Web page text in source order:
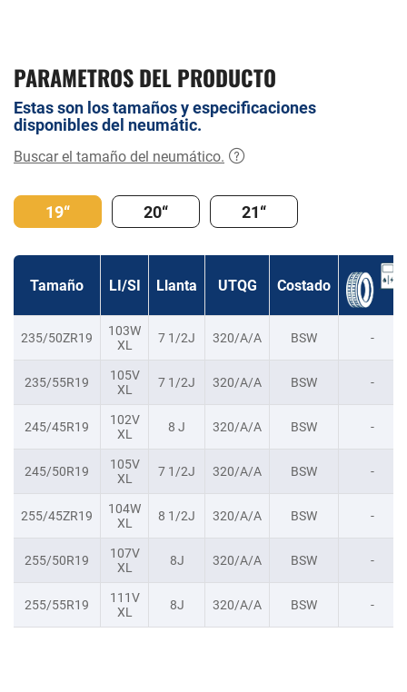
PARAMETROS DEL PRODUCTO
Estas son los tamaños y especificaciones
disponibles del neumátic.
Buscar el tamaño del neumático.
19“ 20“ 21“
Tamaño LI/SI Llanta UTQG Costado
235/50ZR19
103W
XL
7 1/2J 320/A/A BSW -
235/55R19
105V
XL
7 1/2J 320/A/A BSW -
245/45R19
102V
XL
8 J 320/A/A BSW -
245/50R19
105V
XL
7 1/2J 320/A/A BSW -
255/45ZR19
104W
XL
8 1/2J 320/A/A BSW -
255/50R19
107V
XL
8J 320/A/A BSW -
255/55R19
111V
XL
8J 320/A/A BSW -